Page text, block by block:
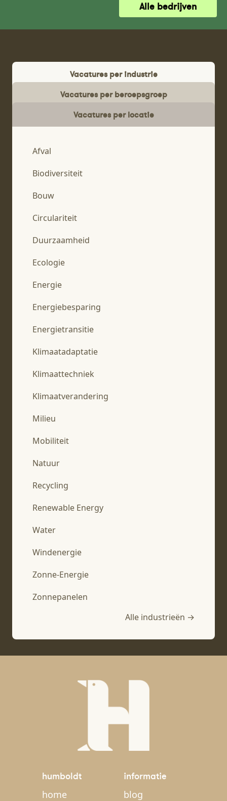
Alle bedrijven
Vacatures per industrie
Vacatures per beroepsgroep
Vacatures per locatie
Afval
Biodiversiteit
Bouw
Circulariteit
Duurzaamheid
Ecologie
Energie
Energiebesparing
Energietransitie
Klimaatadaptatie
Klimaattechniek
Klimaatverandering
Milieu
Mobiliteit
Natuur
Recycling
Renewable Energy
Water
Windenergie
Zonne-Energie
Zonnepanelen
Alle industrieën →
humboldt
home
informatie
blog